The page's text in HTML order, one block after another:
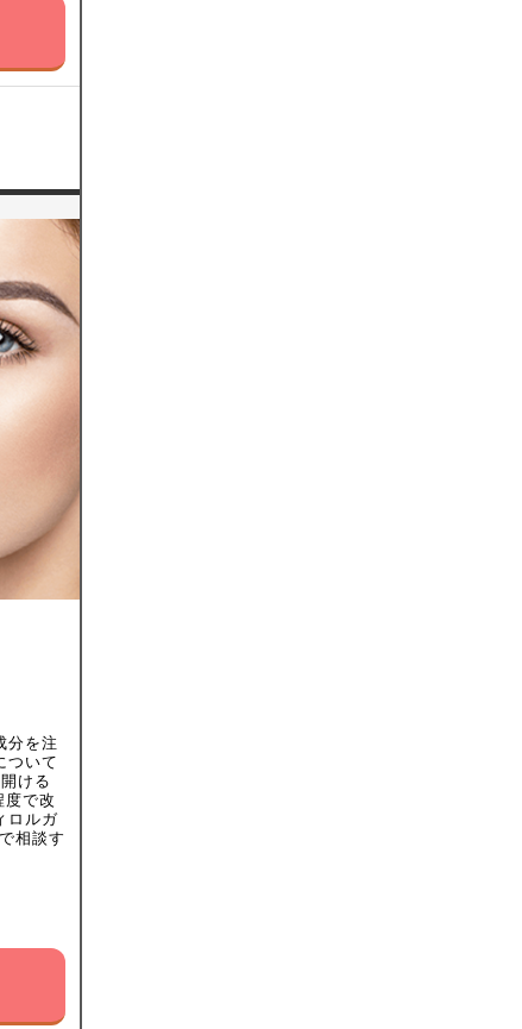
分を注
ついて
ける
で改
ロルガ
相談す